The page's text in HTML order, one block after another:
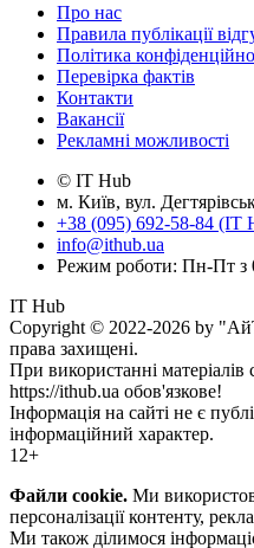
Про нас
Правила публікації
Політика
Перевірка фактів
Контакти
Вакансії
Рекламні можливості
© IT Hub
м. Київ, вул.
+38 (095) 692-58-84 (IT
info@ithub.ua
Режим роботи: Пн-Пт з
IT Hub
Copyright © 2022-2026 by
права захищені.
При використанні
https://ithub.ua обов'язкове!
Інформація на сайті не є
інформаційний характер.
12+
Файли cookie. Ми
персоналізації контенту,
Ми також ділимося